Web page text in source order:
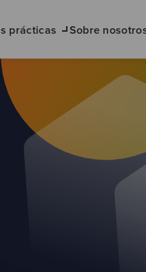
prácticas Sobre